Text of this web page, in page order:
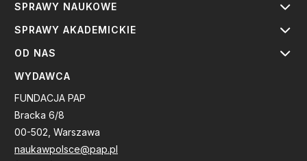
SPRAWY NAUKOWE
SPRAWY AKADEMICKIE
OD NAS
WYDAWCA
FUNDACJA PAP
Bracka 6/8
00-502, Warszawa
naukawpolsce@pap.pl